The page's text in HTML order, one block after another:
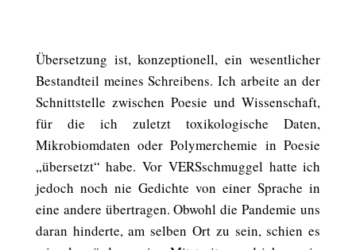
Übersetzung ist, konzeptionell, ein wesentlicher
Bestandteil meines Schreibens. Ich arbeite an der
Schnittstelle zwischen Poesie und Wissenschaft,
für die ich zuletzt toxikologische Daten,
Mikrobiomdaten oder Polymerchemie in Poesie
„übersetzt“ habe. Vor VERSschmuggel hatte ich
jedoch noch nie Gedichte von einer Sprache in
eine andere übertragen. Obwohl die Pandemie uns
daran hinderte, am selben Ort zu sein, schien es